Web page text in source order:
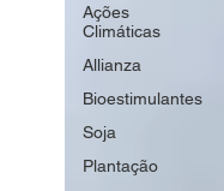
Ações
Climáticas
Allianza
Bioestimulantes
Soja
Plantação